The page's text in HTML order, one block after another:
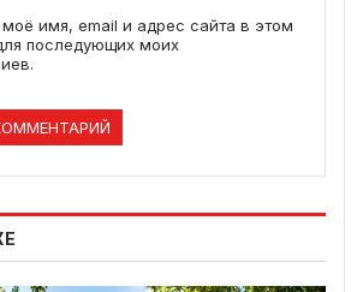
имя, email и адрес сайта в этом
последующих моих